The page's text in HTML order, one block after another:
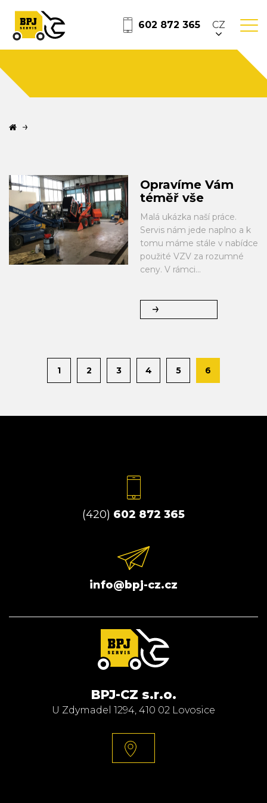
602 872 365 CZ
Opravíme Vám
téměř vše
Malá ukázka naší práce.
Servis nám jede naplno a k
tomu máme stále v nabídce
použité VZV za rozumné
ceny. V rámci...
1 2 3 4 5 6
(420) 602 872 365
info@bpj-cz.cz
BPJ-CZ s.r.o.
U Zdymadel 1294, 410 02 Lovosice